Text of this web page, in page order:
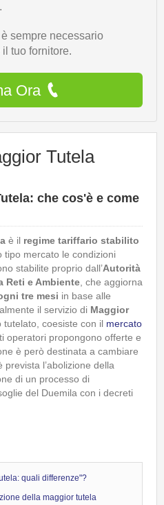
sempre necessario
tuo fornitore.
Ora
Tutela
che cos'è e come
è il regime tariffario stabilito
tipo mercato le condizioni
stabilite proprio dall’Autorità
Reti e Ambiente , che aggiorna
tre mesi in base alle
il servizio di Maggior
tutelato, coesiste con il mercato
operatori propongono offerte e
è però destinata a cambiare
prevista l’abolizione della
di un processo di
del Duemila con i decreti
quali differenze"?
della maggior tutela